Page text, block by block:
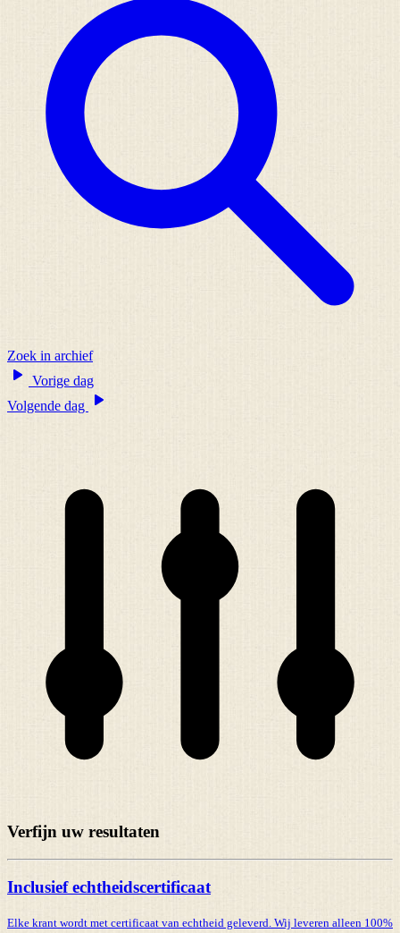
Zoek in archief
Vorige dag
Volgende dag
Verfijn uw resultaten
Inclusief echtheidscertificaat
Elke krant wordt met certificaat van echtheid geleverd. Wij leveren alleen 100%